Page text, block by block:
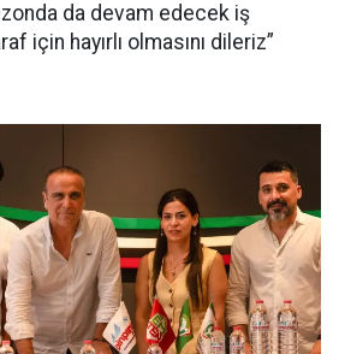
da devam edecek iş
için hayırlı olmasını dileriz”